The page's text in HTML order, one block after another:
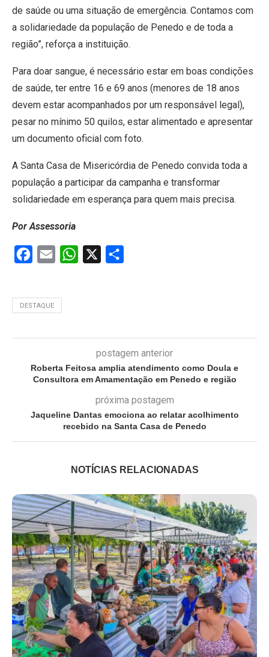
de saúde ou uma situação de emergência. Contamos com
a solidariedade da população de Penedo e de toda a
região”, reforça a instituição.
Para doar sangue, é necessário estar em boas condições
de saúde, ter entre 16 e 69 anos (menores de 18 anos
devem estar acompanhados por um responsável legal),
pesar no mínimo 50 quilos, estar alimentado e apresentar
um documento oficial com foto.
A Santa Casa de Misericórdia de Penedo convida toda a
população a participar da campanha e transformar
solidariedade em esperança para quem mais precisa.
Por Assessoria
Facebook
Email WhatsApp
DESTAQUE
postagem anterior
Roberta Feitosa amplia atendimento como Doula e
Consultora em Amamentação em Penedo e região
próxima postagem
Jaqueline Dantas emociona ao relatar acolhimento
recebido na Santa Casa de Penedo
NOTÍCIAS RELACIONADAS